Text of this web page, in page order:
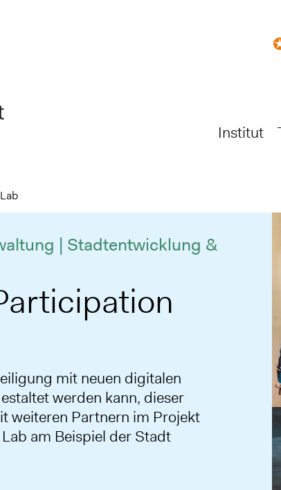
Institut
| Stadtentwicklung &
mit neuen digitalen
werden kann, dieser
weiteren Partnern im Projekt
am Beispiel der Stadt